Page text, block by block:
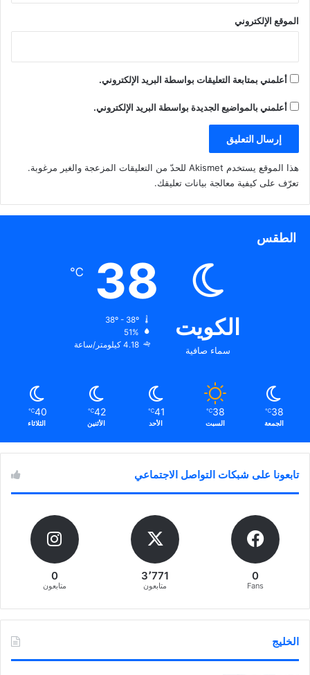
الموقع الإلكتروني
أعلمني بمتابعة التعليقات بواسطة البريد الإلكتروني.
أعلمني بالمواضيع الجديدة بواسطة البريد الإلكتروني.
هذا الموقع يستخدم Akismet للحدّ من التعليقات المزعجة والغير مرغوبة.
تعرّف على كيفية معالجة بيانات تعليقك.
الطقس
الكويت
سماء صافية
38
℃
51%
4.18 كيلومتر/ساعة
38
℃
الجمعة
38
℃
السبت
41
℃
الأحد
42
℃
الأثنين
40
℃
الثلاثاء
تابعونا على شبكات التواصل الاجتماعي
0
Fans
3٬771
متابعون
0
متابعون
الخليج